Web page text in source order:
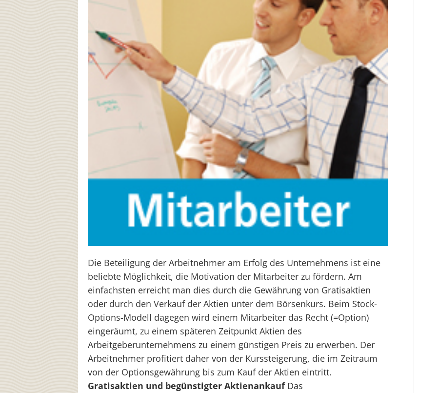
Die Beteiligung der Arbeitnehmer am Erfolg des Unternehmens ist eine
beliebte Möglichkeit, die Motivation der Mitarbeiter zu fördern. Am
einfachsten erreicht man dies durch die Gewährung von Gratisaktien
oder durch den Verkauf der Aktien unter dem Börsenkurs. Beim Stock-
Options-Modell dagegen wird einem Mitarbeiter das Recht (=Option)
eingeräumt, zu einem späteren Zeitpunkt Aktien des
Arbeitgeberunternehmens zu einem günstigen Preis zu erwerben. Der
Arbeitnehmer profitiert daher von der Kurssteigerung, die im Zeitraum
von der Optionsgewährung bis zum Kauf der Aktien eintritt.
Gratisaktien und begünstigter AktienankaufDas